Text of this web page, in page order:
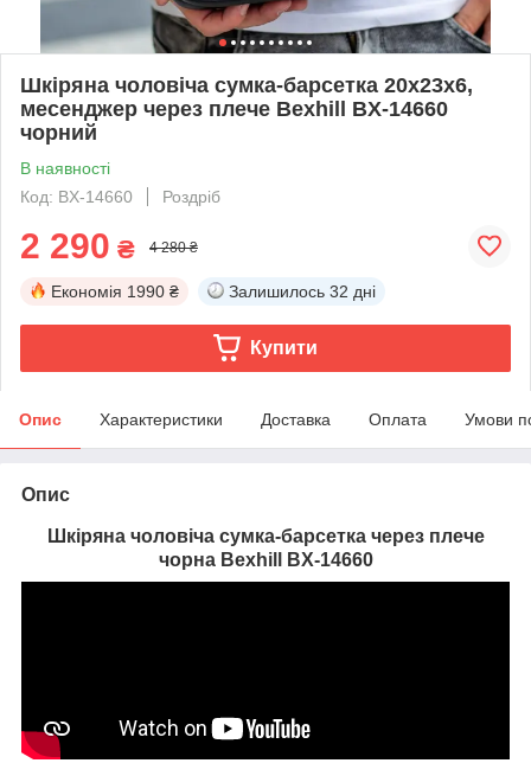
Шкіряна чоловіча сумка-барсетка 20х23х6,
месенджер через плече Bexhill BX-14660
чорний
В наявності
Код: BX-14660
Роздріб
2 290 ₴ 4 280 ₴
Економія 1990 ₴ Залишилось 32 дні
Купити
Опис Характеристики Доставка Оплата Умови
Опис
Шкіряна чоловіча сумка-барсетка через плече
чорна Bexhill BX-14660